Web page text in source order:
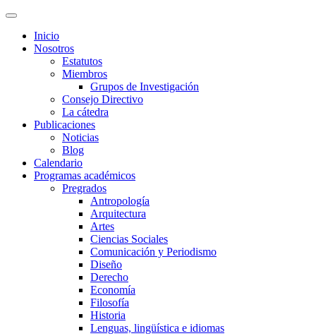
Inicio
Nosotros
Estatutos
Miembros
Grupos de Investigación
Consejo Directivo
La cátedra
Publicaciones
Noticias
Blog
Calendario
Programas académicos
Pregrados
Antropología
Arquitectura
Artes
Ciencias Sociales
Comunicación y Periodismo
Diseño
Derecho
Economía
Filosofía
Historia
Lenguas, lingüística e idiomas